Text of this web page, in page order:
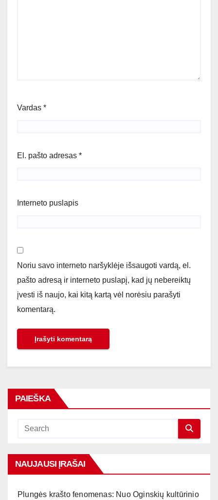
Vardas *
El. pašto adresas *
Interneto puslapis
Noriu savo interneto naršyklėje išsaugoti vardą, el.
pašto adresą ir interneto puslapį, kad jų nebereiktų
įvesti iš naujo, kai kitą kartą vėl norėsiu parašyti
komentarą.
PAIEŠKA
NAUJAUSI ĮRAŠAI
Plungės krašto fenomenas: Nuo Oginskių kultūrinio